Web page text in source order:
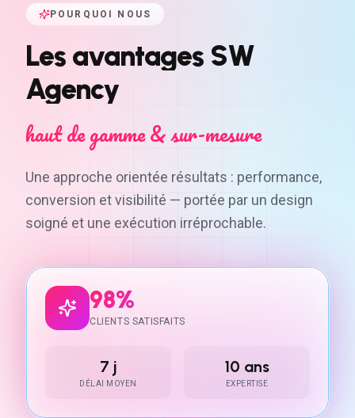
POURQUOI NOUS
Les avantages SW
Agency
haut de gamme & sur-mesure
Une approche orientée résultats : performance,
conversion et visibilité — portée par un design
soigné et une exécution irréprochable.
98%
CLIENTS SATISFAITS
7 j
DÉLAI MOYEN
10 ans
EXPERTISE